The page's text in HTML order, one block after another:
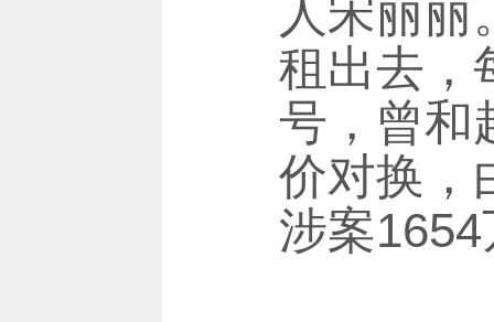
人宋丽
租出去，
号，曾和
价对换，
涉案